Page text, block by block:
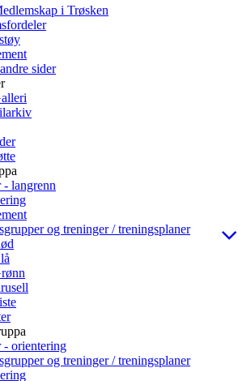
i Trøsken
sider
- langrenn
og treninger / treningsplaner
- orientering
og treninger / treningsplaner